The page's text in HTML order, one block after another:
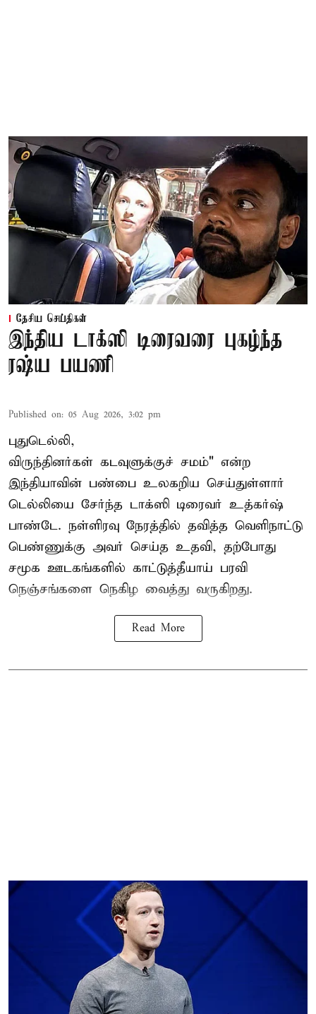
தேசிய செய்திகள்
இந்திய டாக்ஸி டிரைவரை புகழ்ந்த
ரஷ்ய பயணி
Published on: 05 Aug 2026, 3:02 pm
புதுடெல்லி,
விருந்தினர்கள் கடவுளுக்குச் சமம்" என்ற
இந்தியாவின் பண்பை உலகறிய செய்துள்ளார்
டெல்லியை சேர்ந்த டாக்ஸி டிரைவர் உத்கர்ஷ்
பாண்டே. நள்ளிரவு நேரத்தில் தவித்த வெளிநாட்டு
பெண்ணுக்கு அவர் செய்த உதவி, தற்போது
சமூக ஊடகங்களில் காட்டுத்தீயாய் பரவி
நெஞ்சங்களை நெகிழ வைத்து வருகிறது.
Read More